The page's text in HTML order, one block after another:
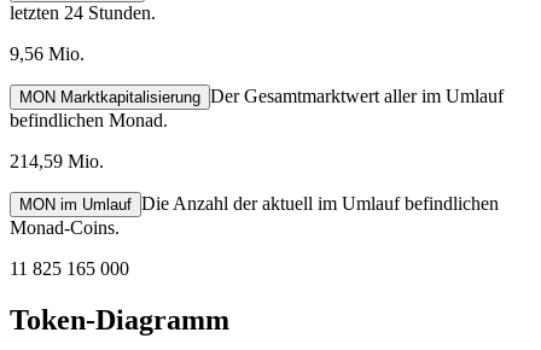
letzten 24 Stunden.
9,56 Mio.
MON Marktkapitalisierung Der Gesamtmarktwert aller im Umlauf
befindlichen Monad.
214,59 Mio.
MON im Umlauf Die Anzahl der aktuell im Umlauf befindlichen
Monad-Coins.
11 825 165 000
Token-Diagramm